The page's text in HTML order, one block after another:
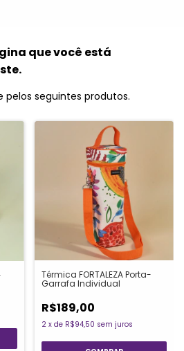
que você está
pelos seguintes produtos.
Térmica FORTALEZA Porta-
Garrafa Individual
R$189,00
2 x de R$94,50 sem juros